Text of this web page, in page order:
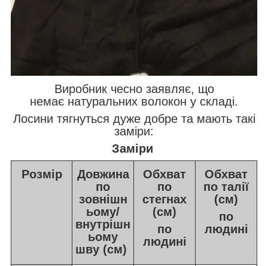
Виробник чесно заявляє, що
немає натуральних волокон у складі.
Лосини тягнуться дуже добре та мають такі
заміри:
Заміри
Розмір
Довжина
по
зовнішн
ьому/
внутрішн
ьому
шву (см)
Обхват
по
стегнах
(см)
по
людині
Обхват
по талії
(см)
по
людині